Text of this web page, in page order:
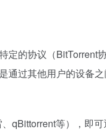
定的协议（BitTorrent
过其他用户的设备
qBittorrent等），即